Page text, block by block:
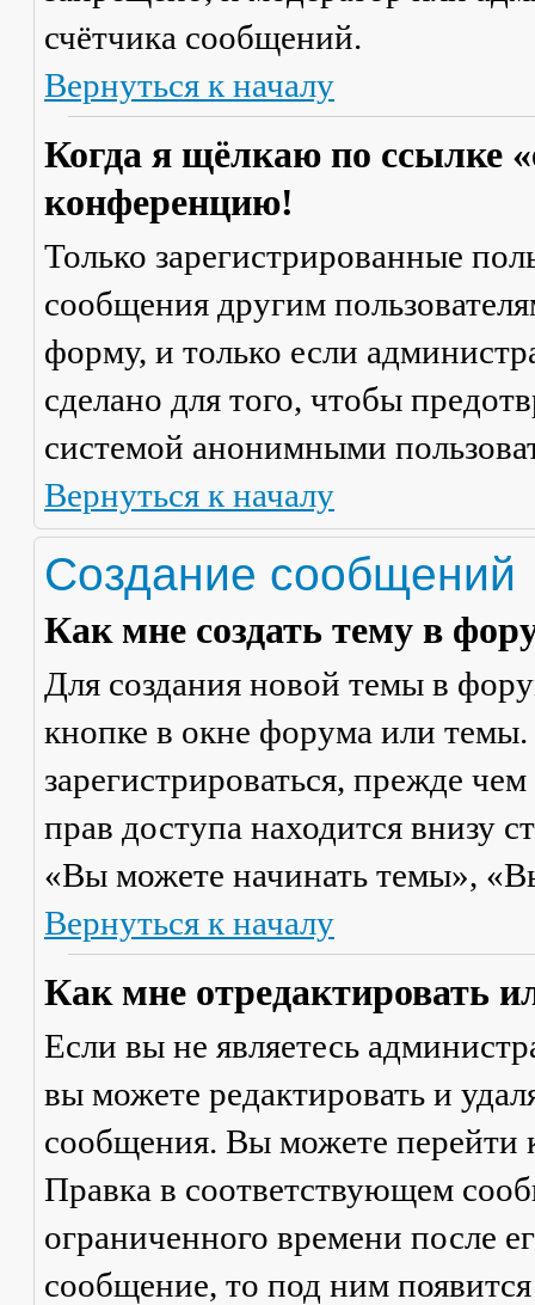
счётчика сообщений.
Вернуться к началу
Когда я щёлкаю по ссылке
конференцию!
Только зарегистрированные
сообщения другим
форму, и только если
сделано для того, чтобы
системой анонимными
Вернуться к началу
Создание сообщений
Как мне создать тему в
Для создания новой темы в
кнопке в окне форума или
зарегистрироваться, прежде
прав доступа находится внизу
«Вы можете начинать темы»,
Вернуться к началу
Как мне отредактировать
Если вы не являетесь
вы можете редактировать и
сообщения. Вы можете перейти
Правка в соответствующем
ограниченного времени после
сообщение, то под ним